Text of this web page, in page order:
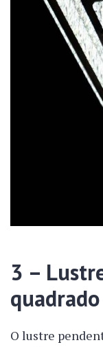
3 –
quadrado
O lustre